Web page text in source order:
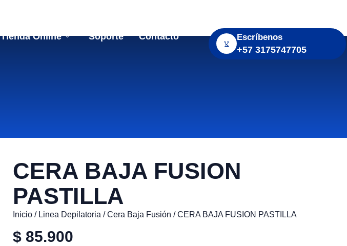
Tienda Online Soporte
Contacto
Escríbenos
+57 3175747705
CERA BAJA FUSION
PASTILLA
Inicio / Linea Depilatoria /Cera Baja Fusión / CERA BAJA FUSION PASTILLA
$ 85.900